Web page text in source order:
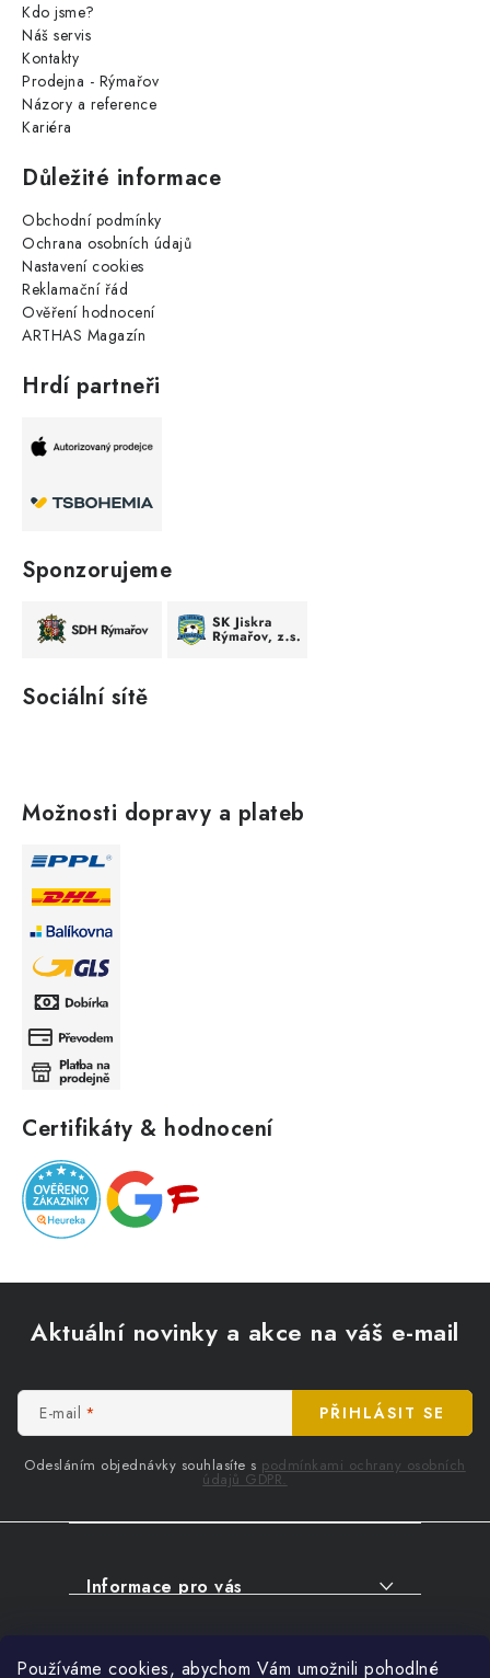
Používáme cookies, abychom Vám umožnili pohodlné
Kdo jsme?
Náš servis
Kontakty
Prodejna - Rýmařov
Názory a reference
Kariéra
Důležité informace
Obchodní podmínky
Ochrana osobních údajů
Nastavení cookies
Reklamační řád
Ověření hodnocení
ARTHAS Magazín
Hrdí partneři
Sponzorujeme
Sociální sítě
Možnosti dopravy a plateb
Certifikáty & hodnocení
Aktuální novinky a akce na váš e-mail
E-mail
Odesláním objednávky souhlasíte s podmínkami ochrany osobních
údajů GDPR.
PŘIHLÁSIT SE
Informace pro vás
SERVIS
Facebook